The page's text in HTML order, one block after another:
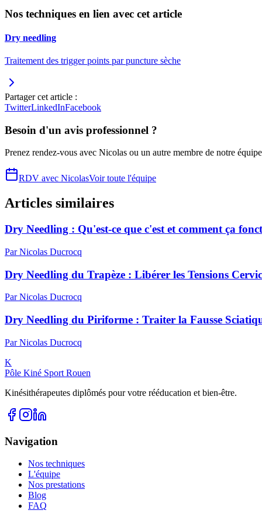
Nos techniques en lien avec cet article
Dry needling
Traitement des trigger points par puncture sèche
Partager cet article :
TwitterLinkedInFacebook
Besoin d'un avis professionnel ?
Prenez rendez-vous avec Nicolas ou un autre membre de notre
RDV avec NicolasVoir toute l'équipe
Articles similaires
Dry Needling : Qu'est-ce que c'est et comment ça
ParNicolas Ducrocq
Dry Needling du Trapèze : Libérer les Tensions
ParNicolas Ducrocq
Dry Needling du Piriforme : Traiter la Fausse
ParNicolas Ducrocq
K
Pôle Kiné Sport Rouen
Kinésithérapeutes diplômés pour votre rééducation et bien-être.
Navigation
Nos techniques
L'équipe
Nos prestations
Blog
FAQ